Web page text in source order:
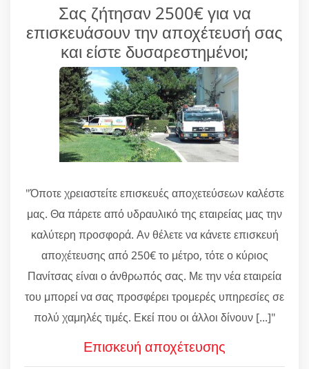
Σας ζήτησαν 2500€ για να
επισκευάσουν την αποχέτευσή σας
και είστε δυσαρεστημένοι;
"Όποτε χρειαστείτε επισκευές αποχετεύσεων καλέστε
μας. Θα πάρετε από υδραυλικό της εταιρείας μας την
καλύτερη προσφορά. Αν θέλετε να κάνετε επισκευή
αποχέτευσης από 250€ το μέτρο, τότε ο κύριος
Πανίτσας είναι ο άνθρωπός σας. Με την νέα εταιρεία
του μπορεί να σας προσφέρει τρομερές υπηρεσίες σε
πολύ χαμηλές τιμές. Εκεί που οι άλλοι δίνουν [...]"
Επισκευή αποχέτευσης